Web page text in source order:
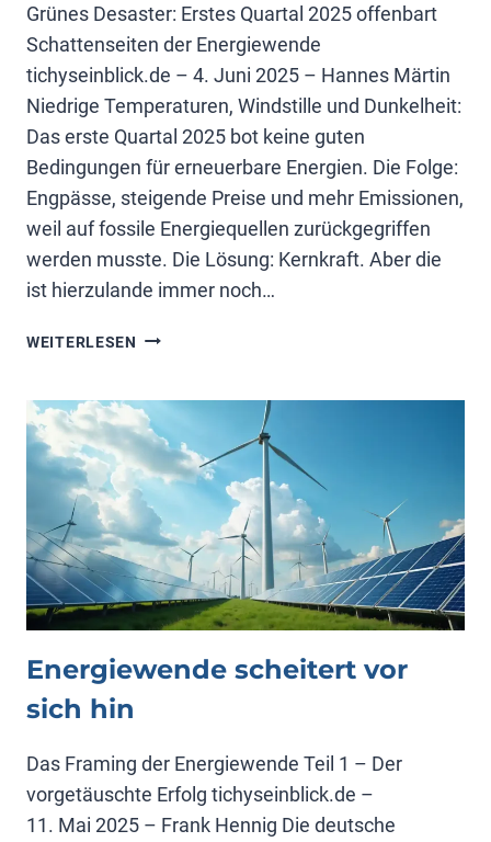
Grünes Desaster: Erstes Quartal 2025 offenbart
Schattenseiten der Energiewende
tichyseinblick.de – 4. Juni 2025 – Hannes Märtin
Niedrige Temperaturen, Windstille und Dunkelheit:
Das erste Quartal 2025 bot keine guten
Bedingungen für erneuerbare Energien. Die Folge:
Engpässe, steigende Preise und mehr Emissionen,
weil auf fossile Energiequellen zurückgegriffen
werden musste. Die Lösung: Kernkraft. Aber die
ist hierzulande immer noch…
WEITERLESEN VERSORGUNGS­
DURCH
ERNEUERBARE
Energiewende scheitert vor
sich hin
Das Framing der Energiewende Teil 1 – Der
vorgetäuschte Erfolg tichyseinblick.de –
11. Mai 2025 – Frank Hennig Die deutsche